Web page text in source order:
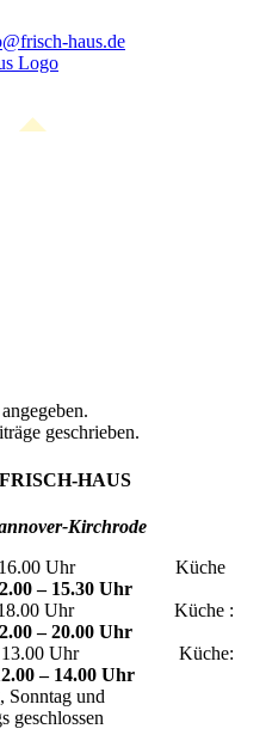
haus.de
geschrieben.
HAUS
Kirchrode
– 16.00 Uhr Küche
– 15.30 Uhr
– 18.00 Uhr Küche :
– 20.00 Uhr
– 13.00 Uhr Küche:
– 14.00 Uhr
Sonntag und
geschlossen